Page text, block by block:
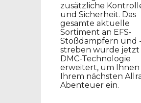
zusätzliche
und Sicherheit. Das
gesamte aktuelle
Sortiment an EFS-
Stoßdämpfern und -
streben wurde jetzt
DMC-Technologie
erweitert, um Ihnen
Ihrem nächsten
Abenteuer ein.